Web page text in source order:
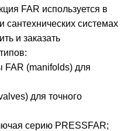
FAR используется в
системах
и заказать
FAR (manifolds) для
для точного
серию PRESSFAR;